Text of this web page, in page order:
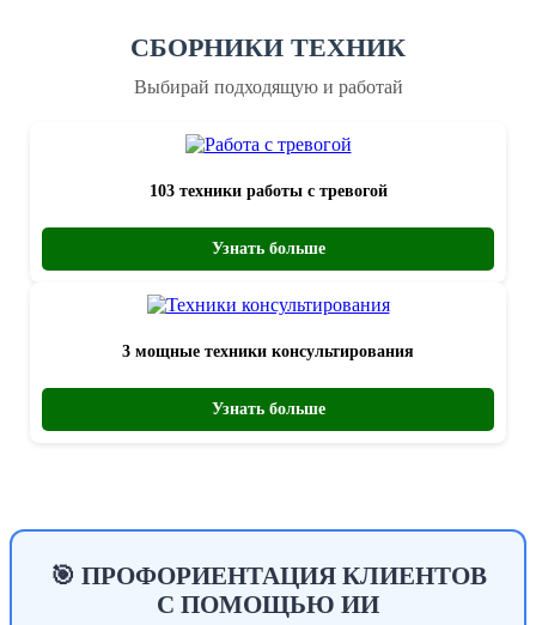
СБОРНИКИ ТЕХНИК
Выбирай подходящую и работай
103 техники работы с тревогой
Узнать больше
3 мощные техники консультирования
Узнать больше
🎯 ПРОФОРИЕНТАЦИЯ КЛИЕНТОВ
С ПОМОЩЬЮ ИИ